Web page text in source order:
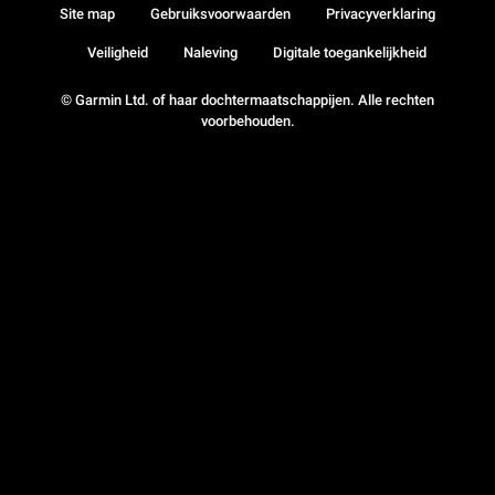
© Garmin Ltd. of haar dochtermaatschappijen. Alle rechten
voorbehouden.
Site map Gebruiksvoorwaarden Privacyverklaring
Veiligheid Naleving Digitale toegankelijkheid